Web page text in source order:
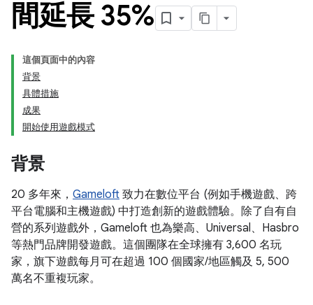
間延長 35%
這個頁面中的內容
背景
具體措施
成果
開始使用遊戲模式
背景
20 多年來， Gameloft 致力在數位平台 (例如手機遊戲、跨
平台電腦和主機遊戲) 中打造創新的遊戲體驗。除了自有自
營的系列遊戲外，Gameloft 也為樂高、Universal、Hasbro
等熱門品牌開發遊戲。這個團隊在全球擁有 3,600 名玩
家，旗下遊戲每月可在超過 100 個國家/地區觸及 5, 500
萬名不重複玩家。